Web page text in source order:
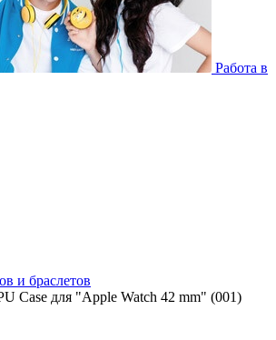
Работа в
и браслетов
Case для "Apple Watch 42 mm" (001)